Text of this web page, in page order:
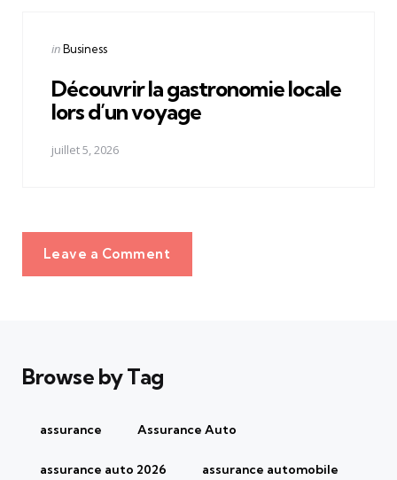
Posted
inBusiness
Découvrir la gastronomie locale
lors d’un voyage
juillet 5, 2026
Leave a Comment
Browse by Tag
assurance Assurance Auto
assurance auto 2026 assurance automobile